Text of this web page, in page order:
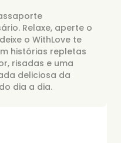
Relaxe, aperte o
o WithLove te
histórias repletas
risadas e uma
deliciosa da
dia a dia.